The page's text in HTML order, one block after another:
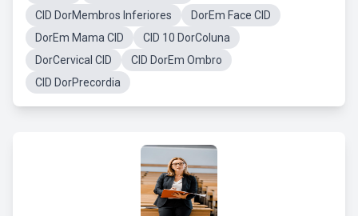
CID DorMembros Inferiores
DorEm Face CID
DorEm Mama CID
CID 10 DorColuna
DorCervical CID
CID DorEm Ombro
CID DorPrecordia